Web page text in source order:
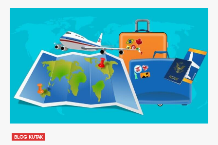
BLOG KUTAK